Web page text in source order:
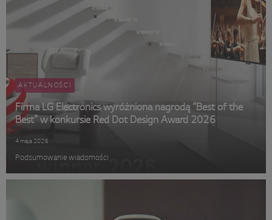
AKTUALNOŚCI
Firma LG Electronics wyróżniona nagrodą “Best of the
Best” w konkursie Red Dot Design Award 2026
4 maja 2026
Podsumowanie wiadomości